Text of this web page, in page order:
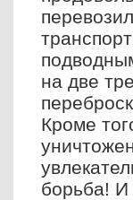
на две
Кроме
борьба! И